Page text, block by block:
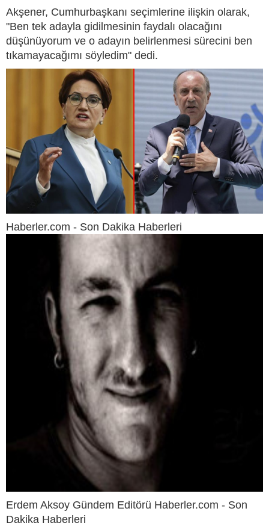
Akşener, Cumhurbaşkanı seçimlerine ilişkin olarak,
"Ben tek adayla gidilmesinin faydalı olacağını
düşünüyorum ve o adayın belirlenmesi sürecini ben
tıkamayacağımı söyledim" dedi.
Haberler.com - Son Dakika Haberleri
Erdem Aksoy Gündem Editörü Haberler.com - Son
Dakika Haberleri